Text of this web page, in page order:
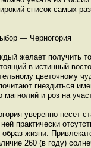
список самых
— Черногория
желает получить
в истинный
цветочному
гнездиться
и роз на
уверенно несет
практически
образ жизни.
260 (в году)